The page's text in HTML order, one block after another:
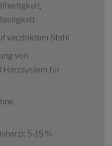
verzinktem Stahl
von
Harzsystem für
5-15 %